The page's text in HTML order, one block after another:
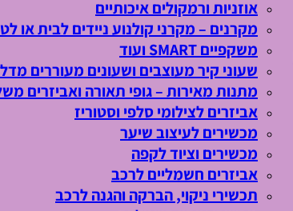
אוזניות ורמקולים איכותיים
מקרנים – מקרני קולנוע ניידים לבית או
משקפיים SMART ועוד
שעוני קיר מעוצבים ושעונים מעוררים
מתנות מאירות – גופי תאורה ואביזרים
אביזרים לצילומי סלפי וסטוריז
מכשירים לעיצוב שיער
מכשירים וציוד לקפה
אביזרים חשמליים לרכב
תכשירי ניקוי, הברקה והגנה לרכב